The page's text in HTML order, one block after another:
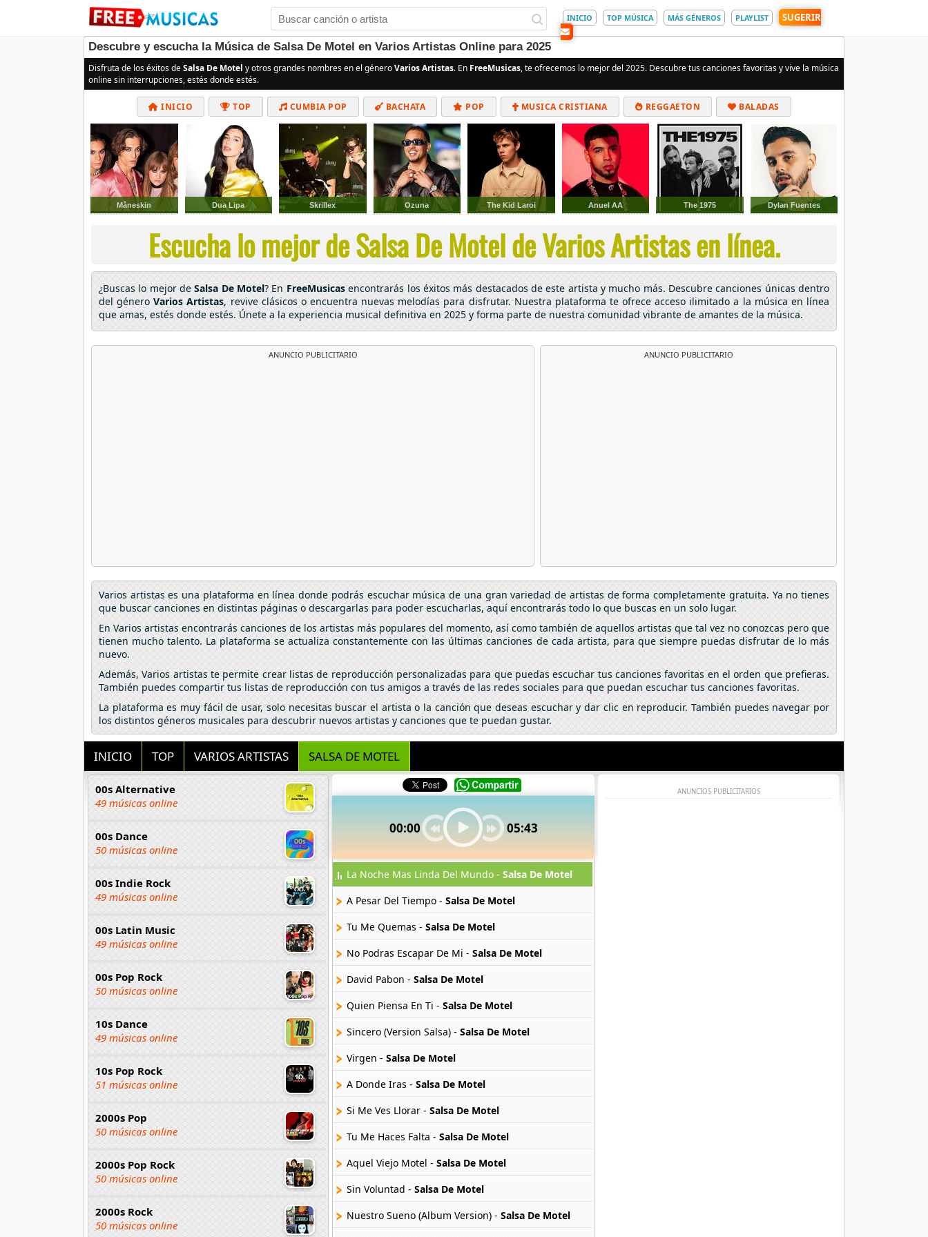
INICIO TOP MÚSICA MÁS GÉNEROS PLAYLIST SUGERIR
Descubre y escucha la Música de Salsa De Motel en Varios Artistas Online para 2025
Disfruta de los éxitos deSalsa De Motel y otros grandes nombres en el géneroVarios Artistas. En FreeMusicas, te ofrecemos lo mejor del 2025. Descubre tus canciones favoritas y vive la música
online sin interrupciones, estés donde estés.
INICIO TOP CUMBIA POP BACHATA POP MUSICA CRISTIANA REGGAETON BALADAS
ALTERNATIVO ELECTRÓNICA CUMBIAS
Måneskin Dua Lipa Skrillex Ozuna The Kid Laroi Anuel AA The 1975 Dylan Fuentes
Escucha lo mejor de Salsa De Motel de Varios Artistas en línea.
¿Buscas lo mejor deSalsa De Motel? En FreeMusicasencontrarás los éxitos más destacados de este artista y mucho más. Descubre canciones únicas dentro
del géneroVarios Artistas, revive clásicos o encuentra nuevas melodías para disfrutar. Nuestra plataforma te ofrece acceso ilimitado a la música en línea
que amas, estés donde estés. Únete a la experiencia musical definitiva en 2025 y forma parte de nuestra comunidad vibrante de amantes de la música.
ANUNCIO PUBLICITARIO ANUNCIO PUBLICITARIO
Varios artistas es una plataforma en línea donde podrás escuchar música de una gran variedad de artistas de forma completamente gratuita. Ya no tienes
que buscar canciones en distintas páginas o descargarlas para poder escucharlas, aquí encontrarás todo lo que buscas en un solo lugar.
En Varios artistas encontrarás canciones de los artistas más populares del momento, así como también de aquellos artistas que tal vez no conozcas pero que
tienen mucho talento. La plataforma se actualiza constantemente con las últimas canciones de cada artista, para que siempre puedas disfrutar de lo más
nuevo.
Además, Varios artistas te permite crear listas de reproducción personalizadas para que puedas escuchar tus canciones favoritas en el orden que prefieras.
También puedes compartir tus listas de reproducción con tus amigos a través de las redes sociales para que puedan escuchar tus canciones favoritas.
La plataforma es muy fácil de usar, solo necesitas buscar el artista o la canción que deseas escuchar y dar clic en reproducir. También puedes navegar por
los distintos géneros musicales para descubrir nuevos artistas y canciones que te puedan gustar.
INICIO TOP VARIOS ARTISTAS SALSA DE MOTEL
00s Alternative
49 músicas online
00s Dance
50 músicas online
00s Indie Rock
49 músicas online
00s Latin Music
49 músicas online
00s Pop Rock
50 músicas online
10s Dance
49 músicas online
10s Pop Rock
51 músicas online
2000s Pop
50 músicas online
2000s Pop Rock
50 músicas online
2000s Rock
50 músicas online
00:00 05:43
La Noche Mas Linda Del Mundo - Salsa De Motel
A Pesar Del Tiempo - Salsa De Motel
Tu Me Quemas - Salsa De Motel
No Podras Escapar De Mi - Salsa De Motel
David Pabon - Salsa De Motel
Quien Piensa En Ti - Salsa De Motel
Sincero (Version Salsa) - Salsa De Motel
Virgen - Salsa De Motel
A Donde Iras - Salsa De Motel
Si Me Ves Llorar - Salsa De Motel
Tu Me Haces Falta - Salsa De Motel
Aquel Viejo Motel - Salsa De Motel
Sin Voluntad - Salsa De Motel
Nuestro Sueno (Album Version) - Salsa De Motel
ANUNCIOS PUBLICITARIOS